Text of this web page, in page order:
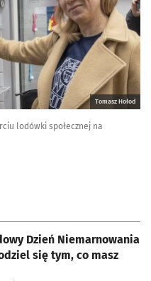
Tomasz Hołod
lodówki społecznej na
Dzień Niemarnowania
się tym, co masz